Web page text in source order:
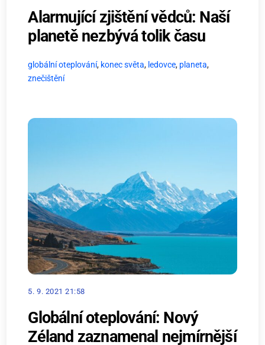
Alarmující zjištění vědců: Naší
planetě nezbývá tolik času
globální oteplování, konec světa, ledovce, planeta,
znečištění
5. 9. 2021 21:58
Globální oteplování: Nový
Zéland zaznamenal nejmírnější